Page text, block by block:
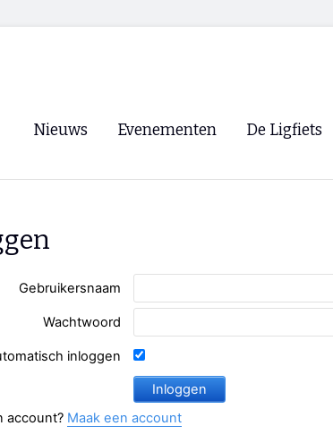
Nieuws Evenementen
Paastreffen
Oliebollentocht
De Ligfiets
Gebruikersnaam
Wachtwoord
inloggen
account? Maak een account